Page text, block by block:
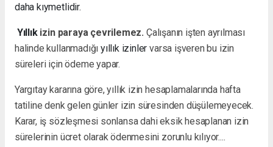
daha kıymetlidir.
Yıllıkizin paraya çevrilemez. Çalışanın işten ayrılması
halinde kullanmadığı yıllık izinler varsa işveren bu izin
süreleri için ödeme yapar.
Yargıtay kararına göre, yıllık izin hesaplamalarında hafta
tatiline denk gelen günler izin süresinden düşülemeyecek.
Karar, iş sözleşmesi sonlansa dahi eksik hesaplanan izin
sürelerinin ücret olarak ödenmesini zorunlu kılıyor....